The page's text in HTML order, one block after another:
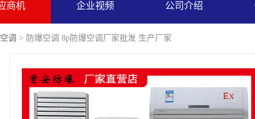
商机 企业视频 公司介绍
调 > 防爆空调 8p防爆空调厂家批发 生产厂家